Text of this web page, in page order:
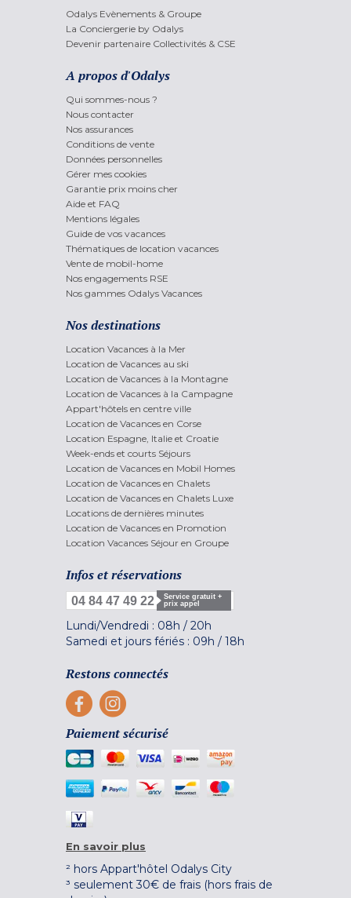
Odalys Evènements & Groupe
La Conciergerie by Odalys
Devenir partenaire Collectivités & CSE
A propos d'Odalys
Qui sommes-nous ?
Nous contacter
Nos assurances
Conditions de vente
Données personnelles
Gérer mes cookies
Garantie prix moins cher
Aide et FAQ
Mentions légales
Guide de vos vacances
Thématiques de location vacances
Vente de mobil-home
Nos engagements RSE
Nos gammes Odalys Vacances
Nos destinations
Location Vacances à la Mer
Location de Vacances au ski
Location de Vacances à la Montagne
Location de Vacances à la Campagne
Appart'hôtels en centre ville
Location de Vacances en Corse
Location Espagne, Italie et Croatie
Week-ends et courts Séjours
Location de Vacances en Mobil Homes
Location de Vacances en Chalets
Location de Vacances en Chalets Luxe
Locations de dernières minutes
Location de Vacances en Promotion
Location Vacances Séjour en Groupe
Infos et réservations
04 84 47 49 22
Service gratuit +
prix appel
Lundi/Vendredi : 08h / 20h
Samedi et jours fériés : 09h / 18h
Restons connectés
Paiement sécurisé
En savoir plus
² hors Appart'hôtel Odalys City
³ seulement 30€ de frais (hors frais de